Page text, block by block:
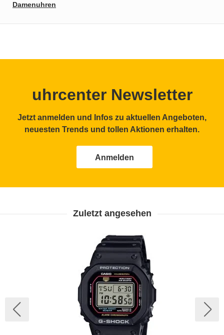
Damenuhren
uhrcenter Newsletter
Jetzt anmelden und Infos zu aktuellen Angeboten,
neuesten Trends und tollen Aktionen erhalten.
Anmelden
Zuletzt angesehen